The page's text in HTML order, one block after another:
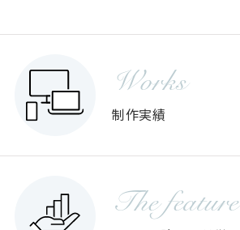
Works
制作実績
The feature